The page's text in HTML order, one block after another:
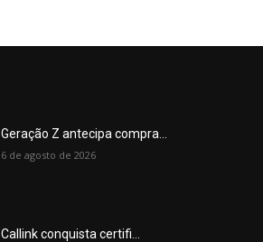
Geração Z antecipa compra...
6 de agosto de 2026
Callink conquista certifi...